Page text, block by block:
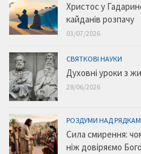
Христос у
кайданів розпачу
03/07/2026
СВЯТКОВІ НАУКИ
Духовні уроки з
28/06/2026
РОЗДУМИ НАД
Сила смирення:
ніж довіряємо